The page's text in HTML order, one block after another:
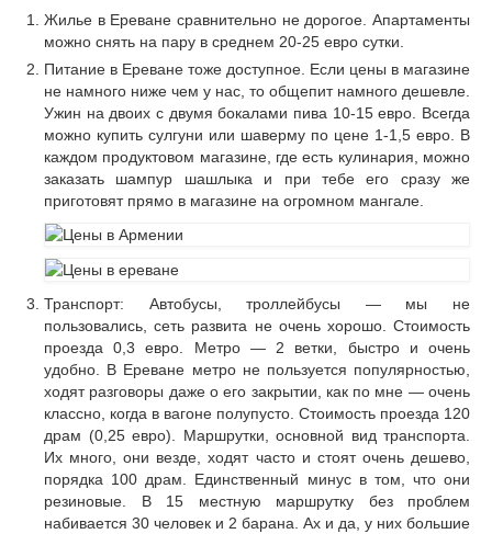
Жилье в Ереване сравнительно не дорогое. Апартаменты
можно снять на пару в среднем 20-25 евро сутки.
Питание в Ереване тоже доступное. Если цены в магазине
не намного ниже чем у нас, то общепит намного дешевле.
Ужин на двоих с двумя бокалами пива 10-15 евро. Всегда
можно купить сулгуни или шаверму по цене 1-1,5 евро. В
каждом продуктовом магазине, где есть кулинария, можно
заказать шампур шашлыка и при тебе его сразу же
приготовят прямо в магазине на огромном мангале.
Транспорт: Автобусы, троллейбусы — мы не
пользовались, сеть развита не очень хорошо. Стоимость
проезда 0,3 евро. Метро — 2 ветки, быстро и очень
удобно. В Ереване метро не пользуется популярностью,
ходят разговоры даже о его закрытии, как по мне — очень
классно, когда в вагоне полупусто. Стоимость проезда 120
драм (0,25 евро). Маршрутки, основной вид транспорта.
Их много, они везде, ходят часто и стоят очень дешево,
порядка 100 драм. Единственный минус в том, что они
резиновые. В 15 местную маршрутку без проблем
набивается 30 человек и 2 барана. Ах и да, у них большие